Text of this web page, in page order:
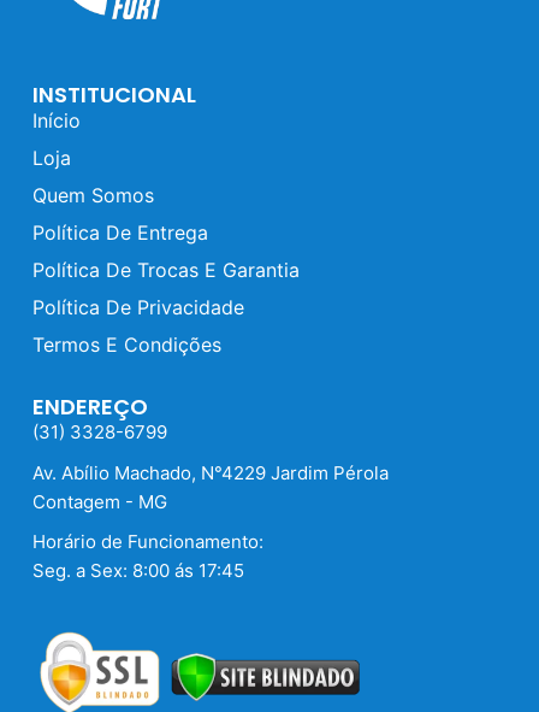
INSTITUCIONAL
Início
Loja
Quem Somos
Política De Entrega
Política De Trocas E Garantia
Política De Privacidade
Termos E Condições
ENDEREÇO
(31) 3328-6799
Av. Abílio Machado, N°4229 Jardim Pérola
Contagem - MG
Horário de Funcionamento:
Seg. a Sex: 8:00 ás 17:45